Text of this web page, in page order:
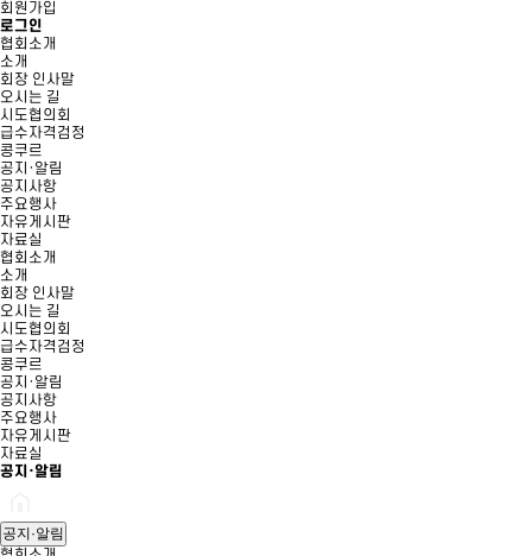
회원가입
로그인
협회소개
소개
회장 인사말
오시는 길
시도협의회
급수자격검정
콩쿠르
공지·알림
공지사항
주요행사
자유게시판
자료실
협회소개
소개
회장 인사말
오시는 길
시도협의회
급수자격검정
콩쿠르
공지·알림
공지사항
주요행사
자유게시판
자료실
공지·알림
공지·알림